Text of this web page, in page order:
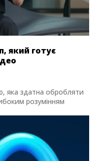
який готує
яка здатна обробляти
розумінням